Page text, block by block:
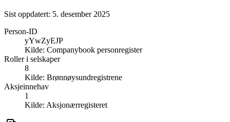
Sist oppdatert: 5. desember 2025
Person-ID
yYwZyEJP
Kilde: Companybook personregister
Roller i selskaper
8
Kilde: Brønnøysundregistrene
Aksjeinnehav
1
Kilde: Aksjonærregisteret